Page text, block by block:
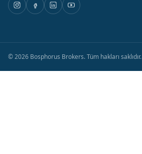
©2026 Bosphorus Brokers.Tüm hakları saklıdır.